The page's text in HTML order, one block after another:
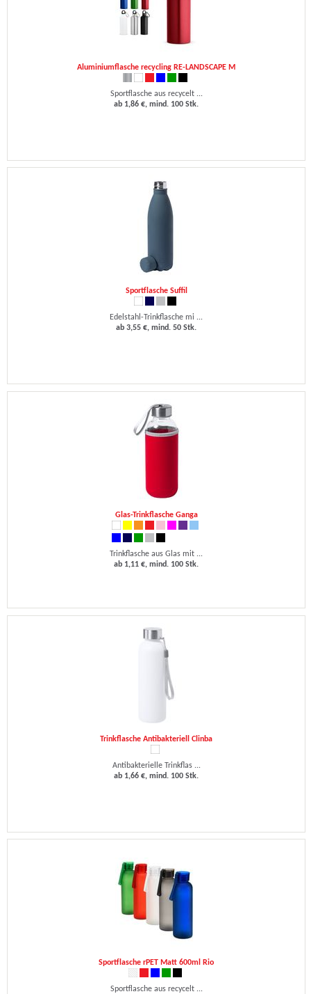
Aluminiumflasche recycling RE-LANDSCAPE M
Sportflasche aus recycelt ...
ab 1,86 €, mind. 100 Stk.
Sportflasche Suffil
Edelstahl-Trinkflasche mi ...
ab 3,55 €, mind. 50 Stk.
Glas-Trinkflasche Ganga
Trinkflasche aus Glas mit ...
ab 1,11 €, mind. 100 Stk.
Trinkflasche Antibakteriell Clinba
Antibakterielle Trinkflas ...
ab 1,66 €, mind. 100 Stk.
Sportflasche rPET Matt 600ml Rio
Sportflasche aus recycelt ...